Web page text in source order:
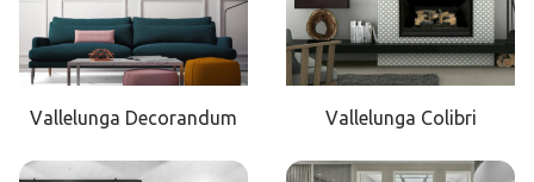
Vallelunga Decorandum Vallelunga Colibri